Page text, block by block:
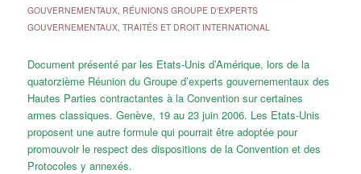
GOUVERNEMENTAUX, RÉUNIONS GROUPE D'EXPERTS
GOUVERNEMENTAUX, TRAITÉS ET DROIT INTERNATIONAL
Document présenté par les Etats-Unis d’Amérique, lors de la
quatorzième Réunion du Groupe d’experts gouvernementaux des
Hautes Parties contractantes à la Convention sur certaines
armes classiques. Genève, 19 au 23 juin 2006. Les Etats-Unis
proposent une autre formule qui pourrait être adoptée pour
promouvoir le respect des dispositions de la Convention et des
Protocoles y annexés.